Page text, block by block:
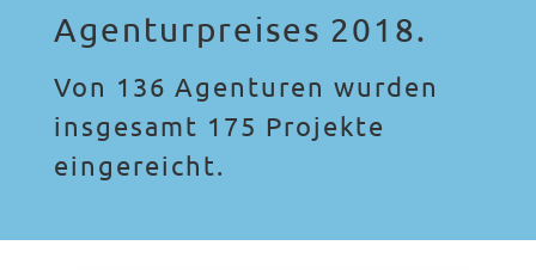
Agenturpreises 2018.
Von 136 Agenturen wurden
insgesamt 175 Projekte
eingereicht.